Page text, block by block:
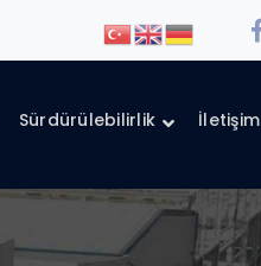
Sürdürülebilirlik İletişim